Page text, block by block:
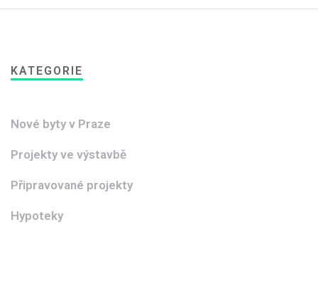
KATEGORIE
Nové byty v Praze
Projekty ve výstavbě
Připravované projekty
Hypoteky